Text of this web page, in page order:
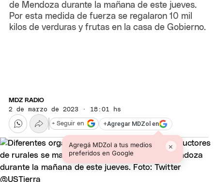
de Mendoza durante la mañana de este jueves.
Por esta medida de fuerza se regalaron 10 mil
kilos de verduras y frutas en la casa de Gobierno.
MDZ RADIO
2 de marzo de 2023 · 18:01 hs
+Agregar MDZol en
Agregá MDZol a tus medios
preferidos en Google
×
+ Seguir en